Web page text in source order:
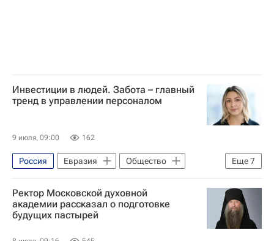
Инвестиции в людей. Забота – главный
тренд в управлении персоналом
9 июля, 09:00 162
Еще7
Россия Евразия
Общество
Социальный навигатор
AstraZeneca
персонал
сотрудники
работодатель
Ректор Московской духовной
академии рассказал о подготовке
будущих пастырей